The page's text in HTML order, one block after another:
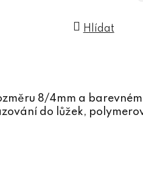
Hlídat
8/4mm a
do lůžek,